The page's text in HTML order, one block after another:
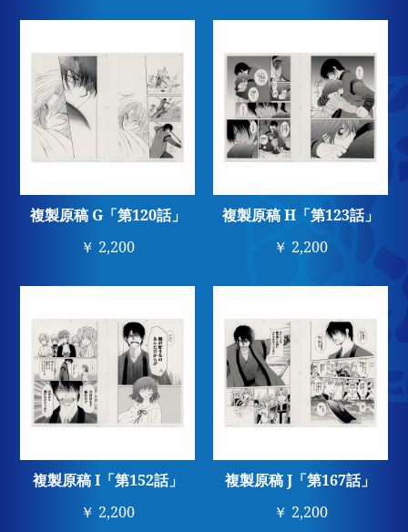
複製原稿 G「第120話」
￥ 2,200
複製原稿 H「第123話」
￥ 2,200
複製原稿 I「第152話」
￥ 2,200
複製原稿 J「第167話」
￥ 2,200